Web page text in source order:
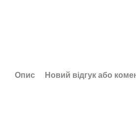
Опис Новий відгук або